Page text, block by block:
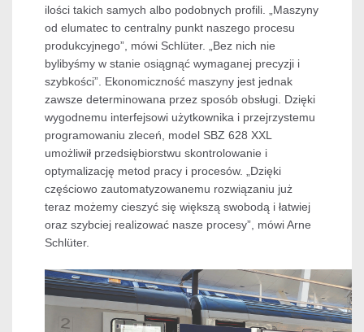
ilości takich samych albo podobnych profili. „Maszyny
od elumatec to centralny punkt naszego procesu
produkcyjnego”, mówi Schlüter. „Bez nich nie
bylibyśmy w stanie osiągnąć wymaganej precyzji i
szybkości”. Ekonomiczność maszyny jest jednak
zawsze determinowana przez sposób obsługi. Dzięki
wygodnemu interfejsowi użytkownika i przejrzystemu
programowaniu zleceń, model SBZ 628 XXL
umożliwił przedsiębiorstwu skontrolowanie i
optymalizację metod pracy i procesów. „Dzięki
częściowo zautomatyzowanemu rozwiązaniu już
teraz możemy cieszyć się większą swobodą i łatwiej
oraz szybciej realizować nasze procesy”, mówi Arne
Schlüter.